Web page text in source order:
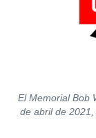
El Memorial Bob
de abril de